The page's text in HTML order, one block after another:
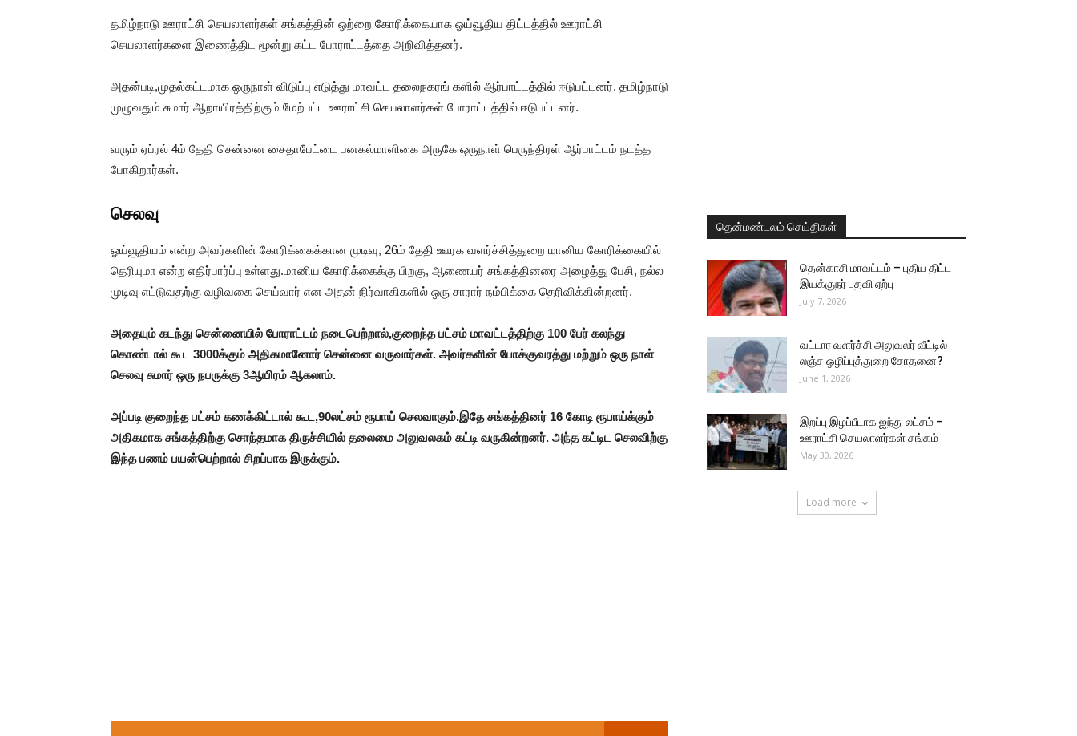
தமிழ்நாடு ஊராட்சி செயலாளர்கள் சங்கத்தின் ஒற்றை கோரிக்கையாக ஓய்வூதிய திட்டத்தில் ஊராட்சி
செயலாளர்களை இணைத்திட மூன்று கட்ட போராட்டத்தை அறிவித்தனர்.
அதன்படி,முதல்கட்டமாக ஒருநாள் விடுப்பு எடுத்து மாவட்ட தலைநகரங் களில் ஆர்பாட்டத்தில் ஈடுபட்டனர். தமிழ்நாடு
முழுவதும் சுமார் ஆறாயிரத்திற்கும் மேற்பட்ட ஊராட்சி செயலாளர்கள் போராட்டத்தில் ஈடுபட்டனர்.
வரும் ஏப்ரல் 4ம் தேதி சென்னை சைதாபேட்டை பனகல்மாளிகை அருகே ஒருநாள் பெருந்திரள் ஆர்பாட்டம் நடத்த
போகிறார்கள்.
செலவு
ஓய்வூதியம் என்ற அவர்களின் கோரிக்கைக்கான முடிவு, 26ம் தேதி ஊரக வளர்ச்சித்துறை மானிய கோரிக்கையில்
தெரியுமா என்ற எதிர்பார்ப்பு உள்ளது.மானிய கோரிக்கைக்கு பிறகு, ஆணையர் சங்கத்தினரை அழைத்து பேசி, நல்ல
முடிவு எட்டுவதற்கு வழிவகை செய்வார் என அதன் நிர்வாகிகளில் ஒரு சாரார் நம்பிக்கை தெரிவிக்கின்றனர்.
அதையும் கடந்து சென்னையில் போராட்டம் நடைபெற்றால்,குறைந்த பட்சம் மாவட்டத்திற்கு 100 பேர் கலந்து
கொண்டால் கூட 3000க்கும் அதிகமானோர் சென்னை வருவார்கள். அவர்களின் போக்குவரத்து மற்றும் ஒரு நாள்
செலவு சுமார் ஒரு நபருக்கு 3ஆயிரம் ஆகலாம்.
அப்படி குறைந்த பட்சம் கணக்கிட்டால் கூட,90லட்சம் ரூபாய் செலவாகும்.இதே சங்கத்தினர் 16 கோடி ரூபாய்க்கும்
அதிகமாக சங்கத்திற்கு சொந்தமாக திருச்சியில் தலைமை அலுவலகம் கட்டி வருகின்றனர். அந்த கட்டிட செலவிற்கு
இந்த பணம் பயன்பெற்றால் சிறப்பாக இருக்கும்.
தென்மண்டலம் செய்திகள்
தென்காசி மாவட்டம் – புதிய திட்ட
இயக்குநர் பதவி ஏற்பு
July 7, 2026
வட்டார வளர்ச்சி அலுவலர் வீட்டில்
லஞ்ச ஒழிப்புத்துறை சோதனை?
June 1, 2026
இறப்பு இழப்பீடாக ஐந்து லட்சம் –
ஊராட்சி செயலாளர்கள் சங்கம்
May 30, 2026
Load more